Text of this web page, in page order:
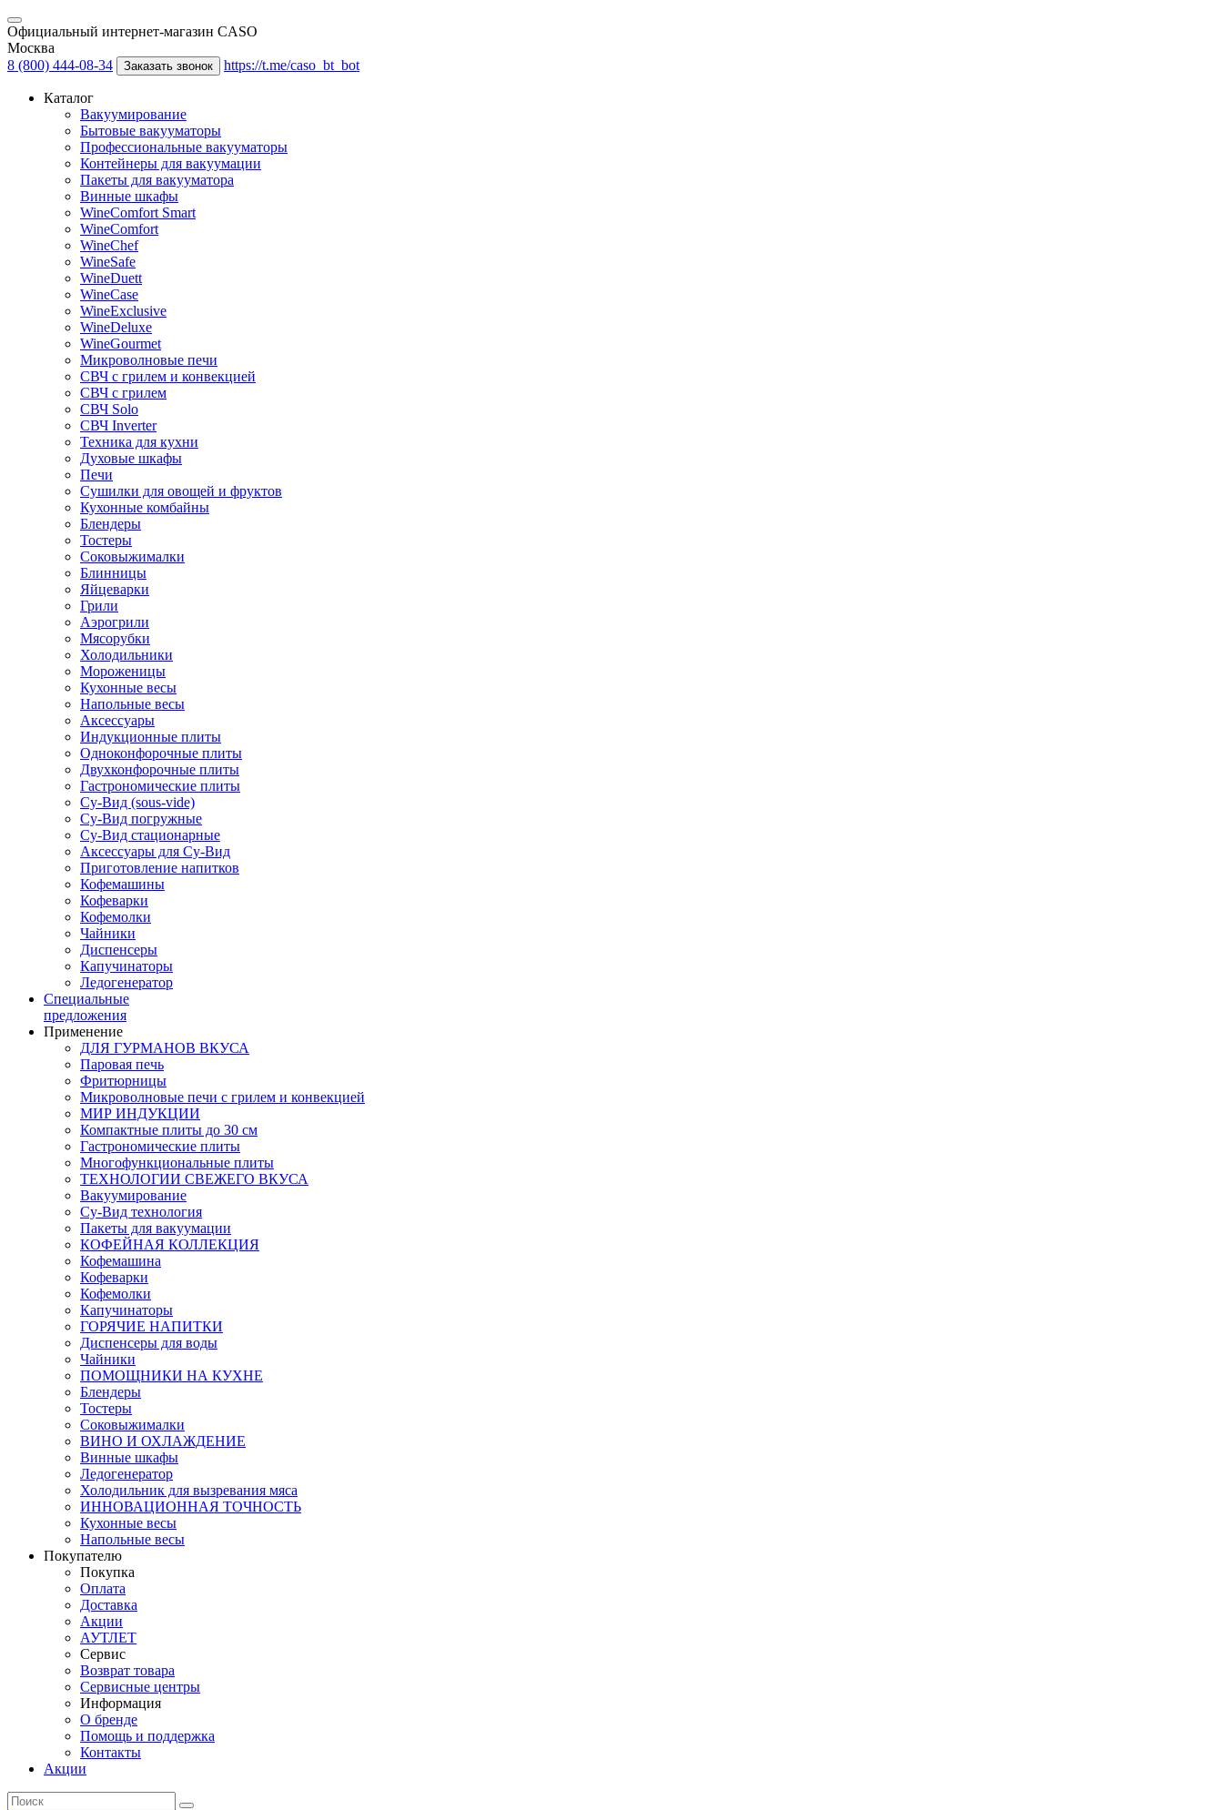
Официальный интернет-магазин CASO
Москва
8 (800) 444-08-34
Заказать звонок https://t.me/caso_bt_bot
Каталог
Вакуумирование
Бытовые вакууматоры
Профессиональные вакууматоры
Контейнеры для вакуумации
Пакеты для вакууматора
Винные шкафы
WineComfort Smart
WineComfort
WineChef
WineSafe
WineDuett
WineCase
WineExclusive
WineDeluxe
WineGourmet
Микроволновые печи
СВЧ с грилем и конвекцией
СВЧ с грилем
СВЧ Solo
СВЧ Inverter
Техника для кухни
Духовые шкафы
Печи
Сушилки для овощей и фруктов
Кухонные комбайны
Блендеры
Тостеры
Соковыжималки
Блинницы
Яйцеварки
Грили
Аэрогрили
Мясорубки
Холодильники
Мороженицы
Кухонные весы
Напольные весы
Аксессуары
Индукционные плиты
Одноконфорочные плиты
Двухконфорочные плиты
Гастрономические плиты
Су-Вид (sous-vide)
Су-Вид погружные
Су-Вид стационарные
Аксессуары для Су-Вид
Приготовление напитков
Кофемашины
Кофеварки
Кофемолки
Чайники
Диспенсеры
Капучинаторы
Ледогенератор
Специальные
предложения
Применение
ДЛЯ ГУРМАНОВ ВКУСА
Паровая печь
Фритюрницы
Микроволновые печи с грилем и конвекцией
МИР ИНДУКЦИИ
Компактные плиты до 30 см
Гастрономические плиты
Многофункциональные плиты
ТЕХНОЛОГИИ СВЕЖЕГО ВКУСА
Вакуумирование
Су-Вид технология
Пакеты для вакуумации
КОФЕЙНАЯ КОЛЛЕКЦИЯ
Кофемашина
Кофеварки
Кофемолки
Капучинаторы
ГОРЯЧИЕ НАПИТКИ
Диспенсеры для воды
Чайники
ПОМОЩНИКИ НА КУХНЕ
Блендеры
Тостеры
Соковыжималки
ВИНО И ОХЛАЖДЕНИЕ
Винные шкафы
Ледогенератор
Холодильник для вызревания мяса
ИННОВАЦИОННАЯ ТОЧНОСТЬ
Кухонные весы
Напольные весы
Покупателю
Покупка
Оплата
Доставка
Акции
АУТЛЕТ
Сервис
Возврат товара
Сервисные центры
Информация
О бренде
Помощь и поддержка
Контакты
Акции